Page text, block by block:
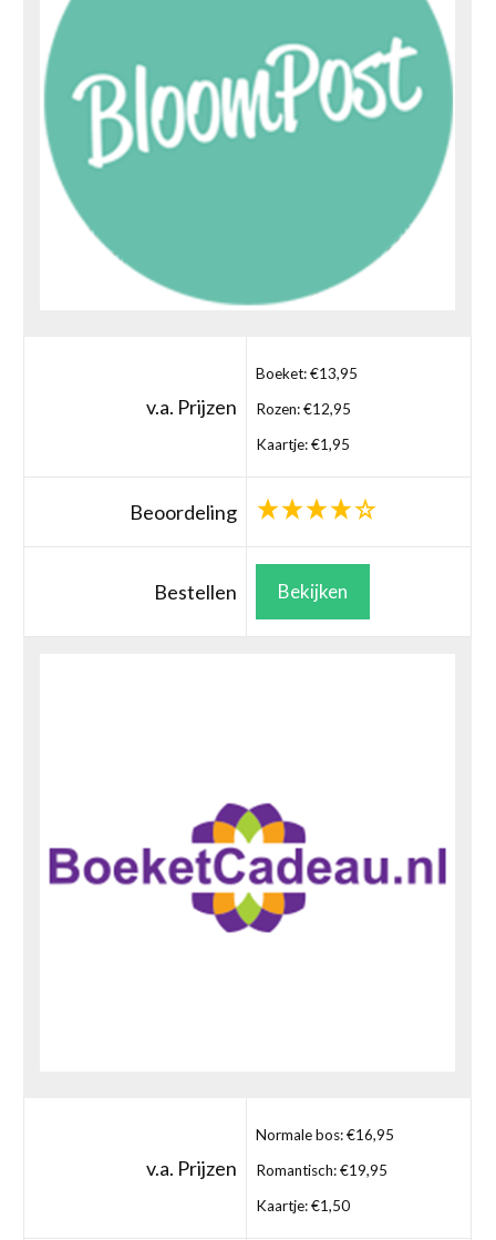
v.a. Prijzen
Boeket: €13,95
Rozen: €12,95
Kaartje: €1,95
Beoordeling
Bestellen Bekijken
v.a. Prijzen
Normale bos: €16,95
Romantisch: €19,95
Kaartje: €1,50